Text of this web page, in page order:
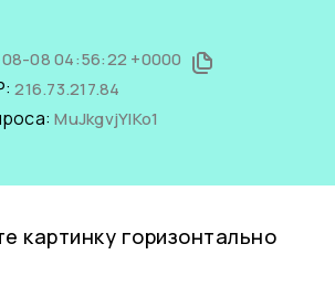
08 04:56:22 +0000
216.73.217.84
MuJkgvjYIKo1
картинку горизонтально